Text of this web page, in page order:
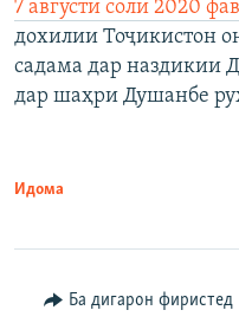
7 августи соли 2020
дохилии Тоҷикистон
садама дар наздикии
дар шаҳри Душанбе
Идома
Ба дигарон фиристед